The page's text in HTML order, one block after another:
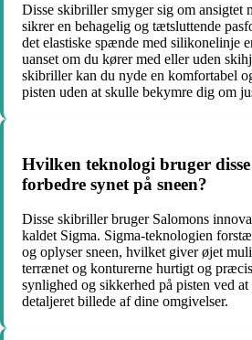
Disse skibriller smyger sig om ansigtet
sikrer en behagelig og tætsluttende
det elastiske spænde med silikonelinje
uanset om du kører med eller uden
skibriller kan du nyde en komfortabel
pisten uden at skulle bekymre dig om
Hvilken teknologi bruger
forbedre synet på sneen?
Disse skibriller bruger Salomons
kaldet Sigma. Sigma-teknologien
og oplyser sneen, hvilket giver øjet
terrænet og konturerne hurtigt og
synlighed og sikkerhed på pisten ved
detaljeret billede af dine omgivelser.